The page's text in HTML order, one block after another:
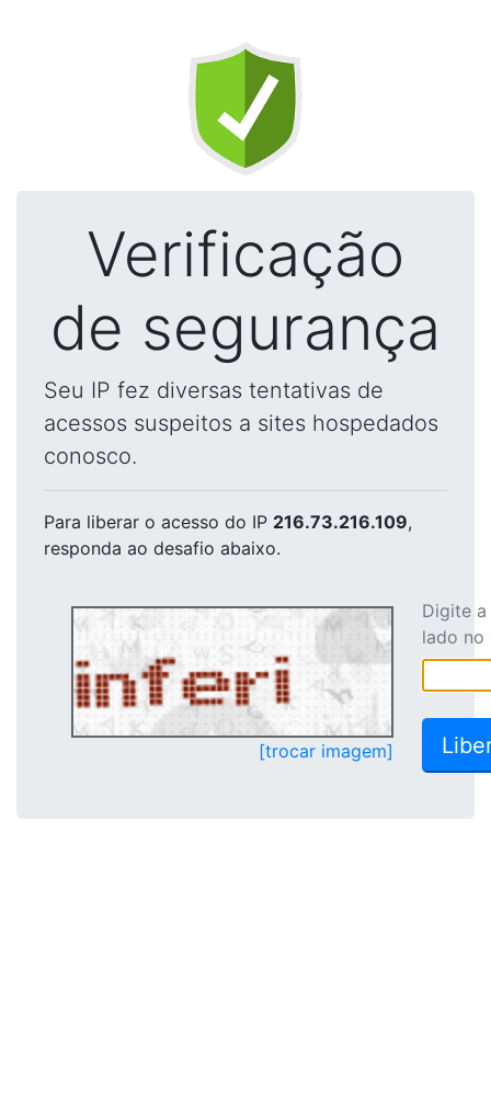
Verificação
de segurança
Seu IP fez diversas tentativas de
acessos suspeitos a sites hospedados
conosco.
Para liberar o acesso do IP 216.73.216.109,
responda ao desafio abaixo.
[trocar imagem]
Digite
lado no